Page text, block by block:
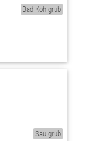
Bad Kohlgrub
Saulgrub